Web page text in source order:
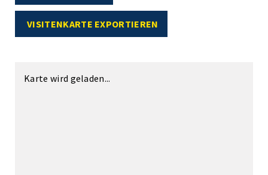
VISITENKARTE EXPORTIEREN
Karte wird geladen...